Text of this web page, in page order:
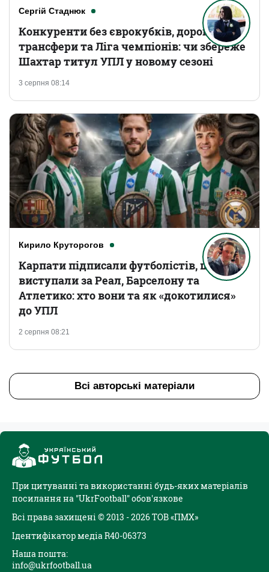
Сергій Стаднюк
3 серпня 08:14
Конкуренти без єврокубків, дорогі
трансфери та Ліга чемпіонів: чи збереже
Шахтар титул УПЛ у новому сезоні
Кирило Круторогов
2 серпня 08:21
Карпати підписали футболістів, що
виступали за Реал, Барселону та
Атлетико: хто вони та як «докотилися»
до УПЛ
Всі авторські матеріали
При цитуванні та використанні будь-яких матеріалів
посилання на "UkrFootball" обов'язкове
Всі права захищені © 2013 - 2026 ТОВ «ПМХ»
Ідентифікатор медіа R40-06373
Наша пошта:
info@ukrfootball.ua